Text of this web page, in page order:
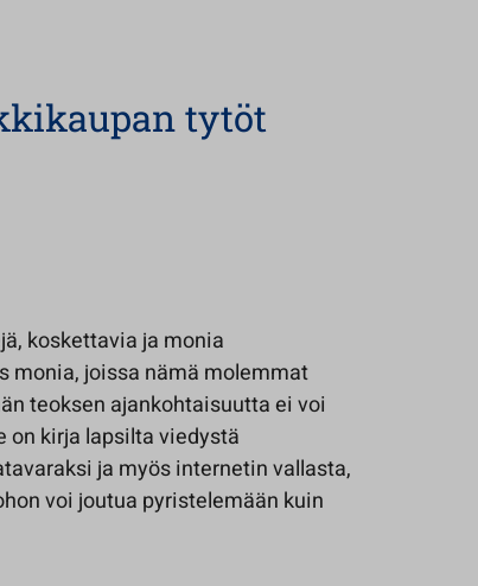
tytöt
koskettavia ja monia
monia, joissa nämä molemmat
teoksen ajankohtaisuutta ei voi
on kirja lapsilta viedystä
ja myös internetin vallasta,
voi joutua pyristelemään kuin